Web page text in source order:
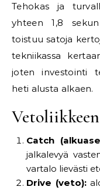
Tehokas ja
yhteen 1,8
toistuu satoja
tekniikassa
joten investointi
heti alusta alkaen.
Catch
jalkalevyä
vartalo lievästi
Drive (veto):